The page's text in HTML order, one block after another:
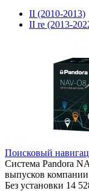
II (2010-2013)
II re (2013-
Поисковый
Система Pandora
выпусков
Без установки 14